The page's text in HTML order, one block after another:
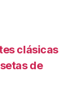
clásicas
de